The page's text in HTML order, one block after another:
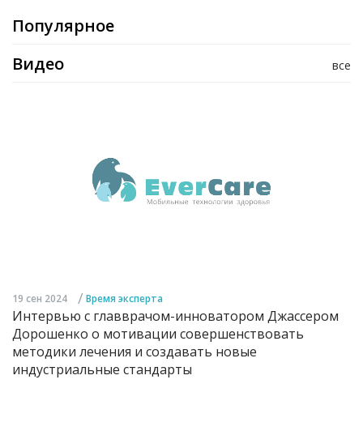
Популярное
все
Видео
19 сен 2024 / Время эксперта
Интервью с главврачом-инноватором Джассером
Дорошенко о мотивации совершенствовать
методики лечения и создавать новые
индустриальные стандарты